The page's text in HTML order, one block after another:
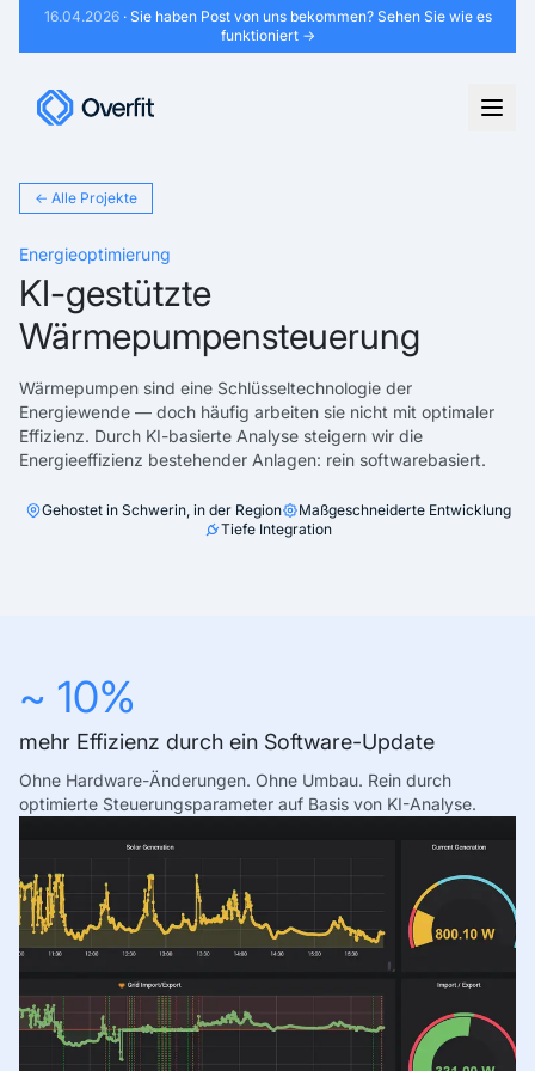
16.04.2026· Sie haben Post von uns bekommen? Sehen Sie wie es
funktioniert →
← Alle Projekte
Energieoptimierung
KI-gestützte
Wärmepumpensteuerung
Wärmepumpen sind eine Schlüsseltechnologie der
Energiewende — doch häufig arbeiten sie nicht mit optimaler
Effizienz. Durch KI-basierte Analyse steigern wir die
Energieeffizienz bestehender Anlagen: rein softwarebasiert.
Gehostet in Schwerin, in der Region
Maßgeschneiderte Entwicklung
Tiefe Integration
~ 10%
mehr Effizienz durch ein Software-Update
Ohne Hardware-Änderungen. Ohne Umbau. Rein durch
optimierte Steuerungsparameter auf Basis von KI-Analyse.